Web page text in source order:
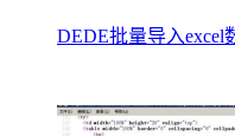
DEDE批量导入excel